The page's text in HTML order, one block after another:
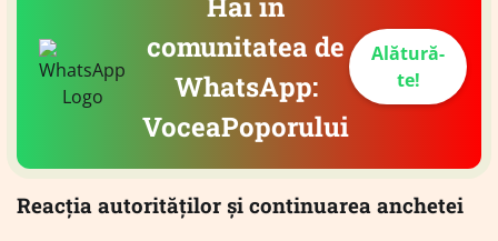
comunitatea de
WhatsApp:
VoceaPoporului
Alătură-
te!
Reacția autorităților și continuarea anchetei